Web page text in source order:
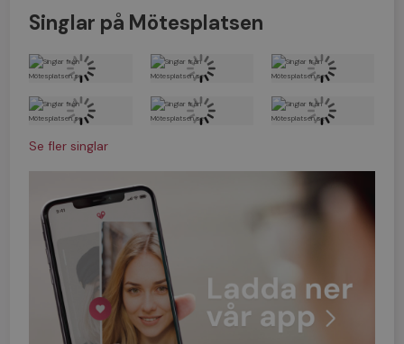
Singlar på Mötesplatsen
Se fler singlar